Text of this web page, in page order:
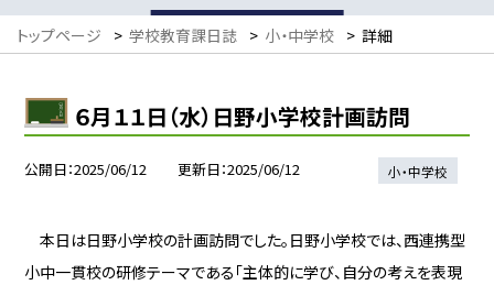
トップページ > 学校教育課日誌 > 小・中学校 > 詳細
６月１１日（水）日野小学校計画訪問
公開日 2025/06/12 更新日 2025/06/12 小・中学校
本日は日野小学校の計画訪問でした。日野小学校では、西連携型
小中一貫校の研修テーマである「主体的に学び、自分の考えを表現